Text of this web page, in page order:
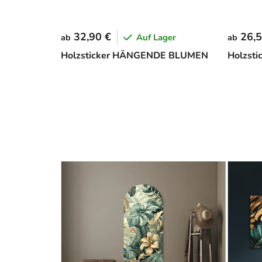
Holzsticker HÄNGENDE BLUMEN
ab 32,90 € Auf Lager ab